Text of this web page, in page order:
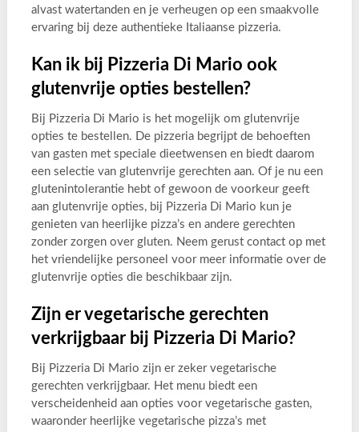
alvast watertanden en je verheugen op een smaakvolle
ervaring bij deze authentieke Italiaanse pizzeria.
Kan ik bij Pizzeria Di Mario ook
glutenvrije opties bestellen?
Bij Pizzeria Di Mario is het mogelijk om glutenvrije
opties te bestellen. De pizzeria begrijpt de behoeften
van gasten met speciale dieetwensen en biedt daarom
een selectie van glutenvrije gerechten aan. Of je nu een
glutenintolerantie hebt of gewoon de voorkeur geeft
aan glutenvrije opties, bij Pizzeria Di Mario kun je
genieten van heerlijke pizza’s en andere gerechten
zonder zorgen over gluten. Neem gerust contact op met
het vriendelijke personeel voor meer informatie over de
glutenvrije opties die beschikbaar zijn.
Zijn er vegetarische gerechten
verkrijgbaar bij Pizzeria Di Mario?
Bij Pizzeria Di Mario zijn er zeker vegetarische
gerechten verkrijgbaar. Het menu biedt een
verscheidenheid aan opties voor vegetarische gasten,
waaronder heerlijke vegetarische pizza’s met